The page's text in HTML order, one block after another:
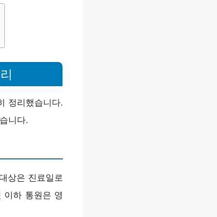
정리했습니다.
니다.
상은 진료일로
이하 통원은 영